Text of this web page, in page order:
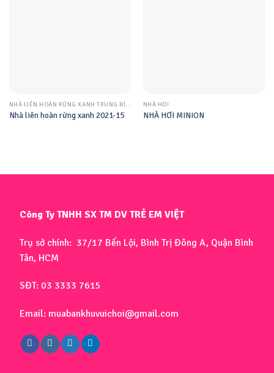
Nhà liên hoàn rừng xanh 2021-15
NHÀ HƠI
NHÀ HƠI MINION
Công Ty TNHH SX TM DV TRẺ EM VIỆT
Trụ sở chính: 37/17 Bến Lội, Bình Trị Đông A, Quận Bình
Tân, HCM
SĐT: 03 3333 7615
Email: muabankhuvuichoi@gmail.com